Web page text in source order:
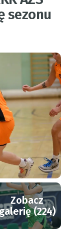
sezonu
Zobacz
(224)